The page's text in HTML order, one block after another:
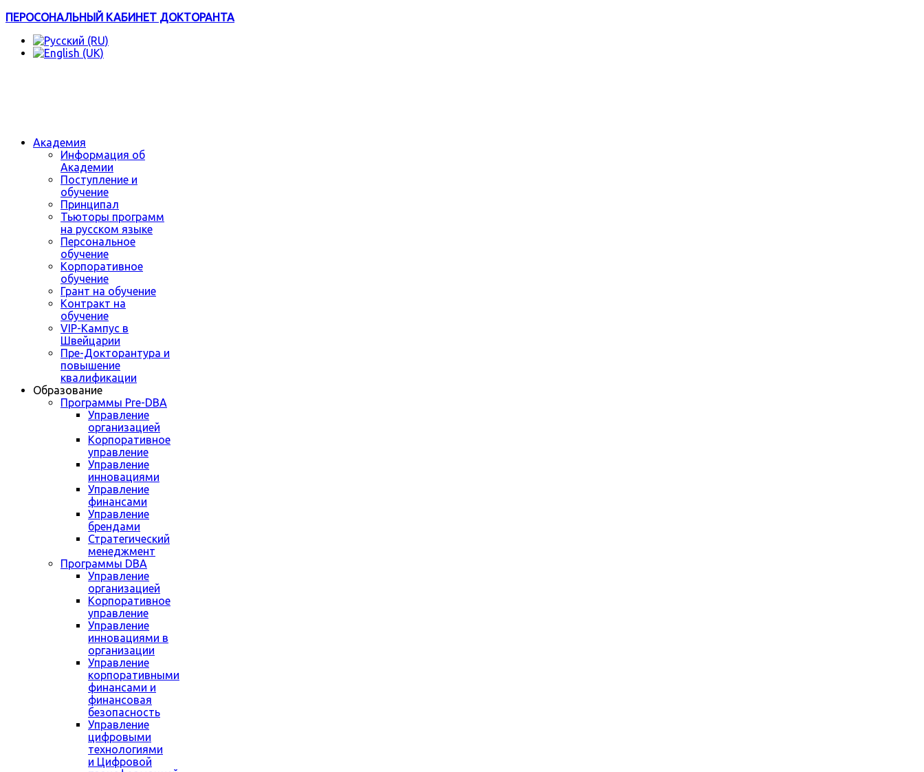
ПЕРОСОНАЛЬНЫЙ КАБИНЕТ ДОКТОРАНТА
Академия
Информация об
Академии
Поступление и
обучение
Принципал
Тьюторы программ
на русском языке
Персональное
обучение
Корпоративное
обучение
Грант на обучение
Контракт на
обучение
VIP-Кампус в
Швейцарии
Пре-Докторантура и
повышение
квалификации
Образование
Программы Pre-DBA
Управление
организацией
Корпоративное
управление
Управление
инновациями
Управление
финансами
Управление
брендами
Стратегический
менеджмент
Программы DBA
Управление
организацией
Корпоративное
управление
Управление
инновациями в
организации
Управление
корпоративными
финансами и
финансовая
безопасность
Управление
цифровыми
технологиями
и Цифровой